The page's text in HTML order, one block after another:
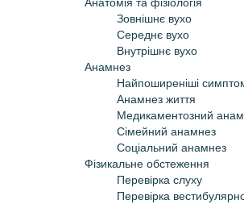
Зовнішнє вухо
Середнє вухо
Внутрішнє вухо
Анамнез
Найпоширеніші
Анамнез життя
Медикаментозний
Сімейний анамнез
Соціальний анамнез
Фізикальне обстеження
Перевірка слуху
Перевірка